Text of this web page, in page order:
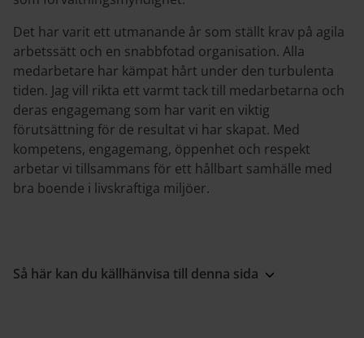
Det har varit ett utmanande år som ställt krav på agila
arbetssätt och en snabbfotad organisation. Alla
medarbetare har kämpat hårt under den turbulenta
tiden. Jag vill rikta ett varmt tack till medarbetarna och
deras engagemang som har varit en viktig
förutsättning för de resultat vi har skapat. Med
kompetens, engagemang, öppenhet och respekt
arbetar vi tillsammans för ett hållbart samhälle med
bra boende i livskraftiga miljöer.
Så här kan du källhänvisa till denna sida